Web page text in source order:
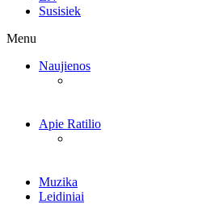
Susisiek
Menu
Naujienos
Apie Ratilio
Muzika
Leidiniai